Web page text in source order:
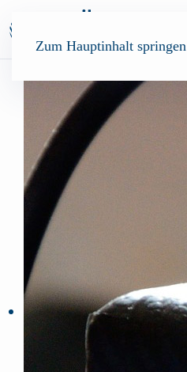
Zum Hauptinhalt springen